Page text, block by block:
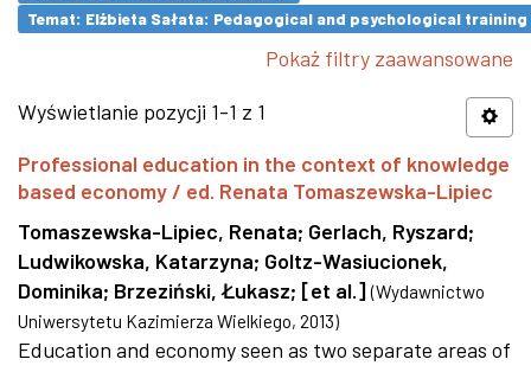
Temat: Elżbieta Sałata: Pedagogical and psychological
Pokaż filtry zaawansowane
Wyświetlanie pozycji 1-1 z 1
Professional education in the context of knowledge
based economy / ed. Renata Tomaszewska-Lipiec
Tomaszewska-Lipiec, Renata; Gerlach, Ryszard;
Ludwikowska, Katarzyna; Goltz-Wasiucionek,
Dominika; Brzeziński, Łukasz; [et al.] (Wydawnictwo
Uniwersytetu Kazimierza Wielkiego, 2013)
Education and economy seen as two separate areas of